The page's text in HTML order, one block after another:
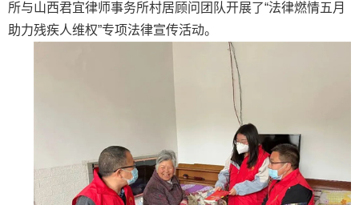
所与山西君宜律师事务所村居顾问团队开展了“法律燃情五月
助力残疾人维权”专项法律宣传活动。